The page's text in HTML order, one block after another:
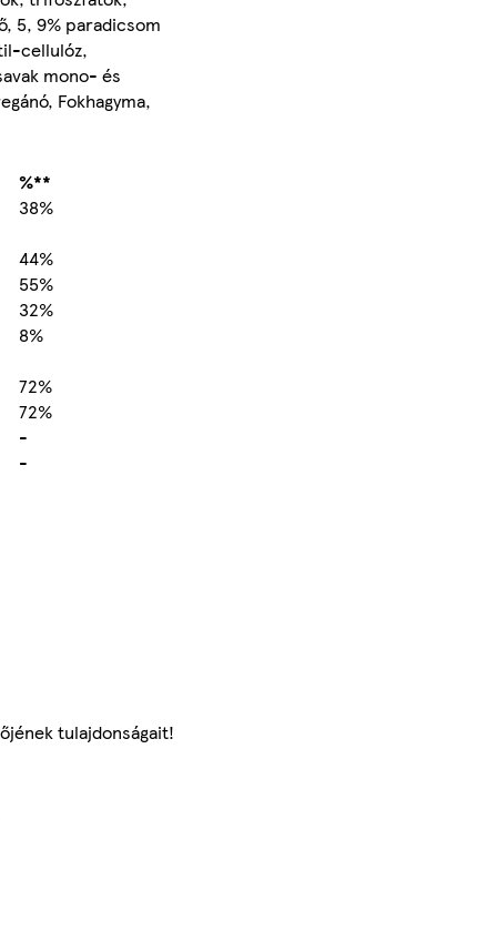
5, 9% paradicsom
cellulóz,
mono- és
Fokhagyma,
%**
38%
44%
55%
32%
8%
72%
72%
-
-
tulajdonságait!